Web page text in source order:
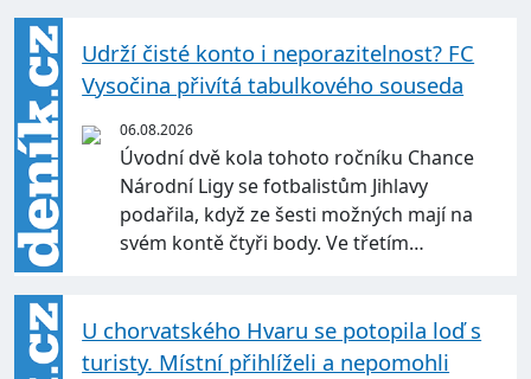
Udrží čisté konto i neporazitelnost? FC
Vysočina přivítá tabulkového souseda
06.08.2026
Úvodní dvě kola tohoto ročníku Chance
Národní Ligy se fotbalistům Jihlavy
podařila, když ze šesti možných mají na
svém kontě čtyři body. Ve třetím…
U chorvatského Hvaru se potopila loď s
turisty. Místní přihlíželi a nepomohli